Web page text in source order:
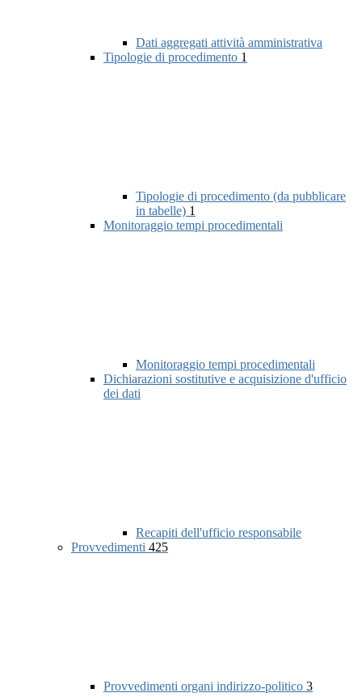
Dati aggregati attività amministrativa
Tipologie di procedimento 1
Tipologie di procedimento (da pubblicare
in tabelle) 1
Monitoraggio tempi procedimentali
Monitoraggio tempi procedimentali
Dichiarazioni sostitutive e acquisizione d'ufficio
dei dati
Recapiti dell'ufficio responsabile
Provvedimenti 425
Provvedimenti organi indirizzo-politico 3